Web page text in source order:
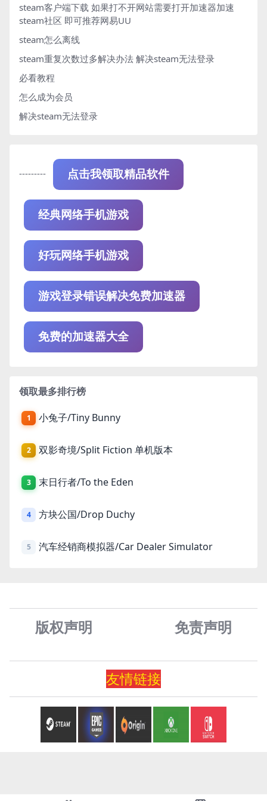
steam客户端下载 如果打不开网站需要打开加速器加速
steam社区 即可推荐网易UU
steam怎么离线
steam重复次数过多解决办法 解决steam无法登录
必看教程
怎么成为会员
解决steam无法登录
--------- 点击我领取精品软件
经典网络手机游戏
好玩网络手机游戏
游戏登录错误解决免费加速器
免费的加速器大全
领取最多排行榜
1 小兔子/Tiny Bunny
2 双影奇境/Split Fiction 单机版本
3 末日行者/To the Eden
4 方块公国/Drop Duchy
5 汽车经销商模拟器/Car Dealer Simulator
版权声明 免责声明
友情链接